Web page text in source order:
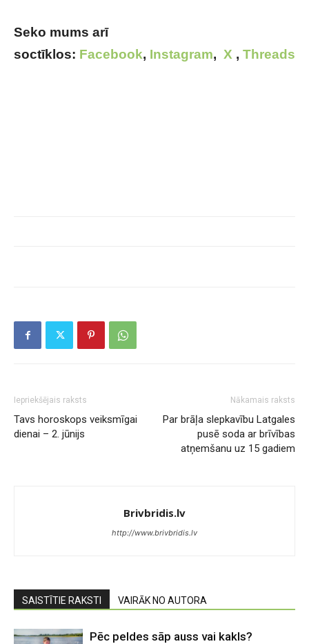
Seko mums arī
soctīklos: Facebook, Instagram, X , Threads
Iepriekšējais raksts
Tavs horoskops veiksmīgai
dienai – 2. jūnijs
Nākamais raksts
Par brāļa slepkavību Latgales
pusē soda ar brīvības
atņemšanu uz 15 gadiem
Brivbridis.lv
http://www.brivbridis.lv
SAISTĪTIE RAKSTI VAIRĀK NO AUTORA
Pēc peldes sāp auss vai kakls?